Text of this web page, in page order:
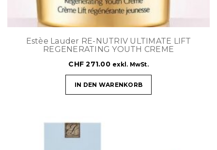
Estèe Lauder RE-NUTRIV ULTIMATE LIFT
REGENERATING YOUTH CREME
CHF 271.00 exkl. MwSt.
IN DEN WARENKORB